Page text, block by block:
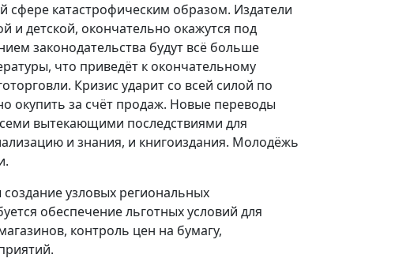
сфере катастрофическим образом. Издатели
и детской, окончательно окажутся под
законодательства будут всё больше
что приведёт к окончательному
Кризис ударит со всей силой по
окупить за счёт продаж. Новые переводы
вытекающими последствиями для
и знания, и книгоиздания. Молодёжь
узловых региональных
обеспечение льготных условий для
контроль цен на бумагу,